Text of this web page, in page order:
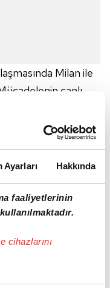
Ayarları Hakkında
faaliyetlerinin
cihazlarını
özel
Milan ile
canlı
Romagnoli, Theo
Brahim Diaz,
Chiellini,
Cuadrado,